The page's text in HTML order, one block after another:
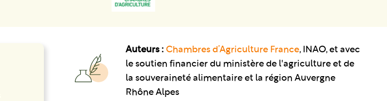
Auteurs : Chambres d’Agriculture France, INAO, et avec
le soutien financier du ministère de l'agriculture et de
la souveraineté alimentaire et la région Auvergne
Rhône Alpes